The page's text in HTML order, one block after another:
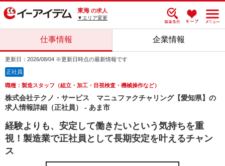
東海 の求人
▼エリア変更
仕事情報 企業情報
更新日：2026/08/04 ※更新日時点の最新情報です
正社員
職種：製造スタッフ（組立・加工・目視検査・機械操作など）
株式会社テクノ・サービス マニュファクチャリング【愛知県】の
求人情報詳細（正社員） - あま市
経験よりも、安定して働きたいという気持ちを重
視！製造業で正社員として長期安定を叶えるチャン
ス